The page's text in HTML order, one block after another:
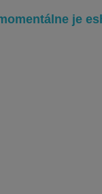
je